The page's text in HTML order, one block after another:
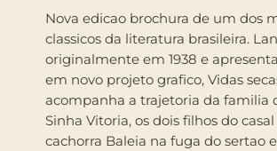
Nova edicao brochura de um dos
classicos da literatura brasileira. Lancado
originalmente em 1938 e
em novo projeto grafico, Vidas
acompanha a trajetoria da familia
Sinha Vitoria, os dois filhos do casal
cachorra Baleia na fuga do sertao